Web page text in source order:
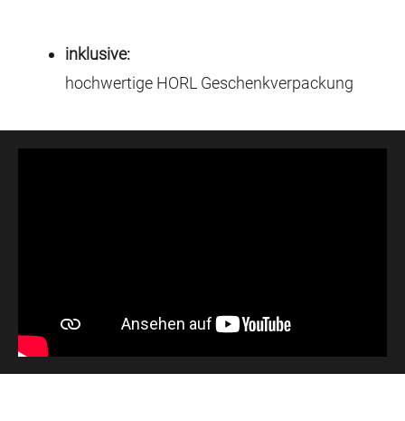
inklusive:
hochwertige HORL Geschenkverpackung